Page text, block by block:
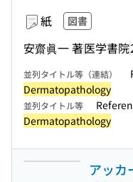
紙 図書
安齋眞一 著医学書院
並列タイトル等（連結）
Dermatopathology
並列タイトル等
Dermatopathology
アッカ